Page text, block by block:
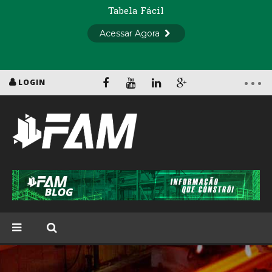
LOGIN